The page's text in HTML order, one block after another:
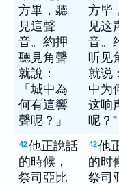
方畢，聽
見這聲
音。約押
聽見角聲
就說：
「城中為
何有這響
聲呢？」
方毕
见这
音。
听见
就说
中为
这响
呢？”
42他正說話
的時候，
祭司亞比
42他
的时
祭司